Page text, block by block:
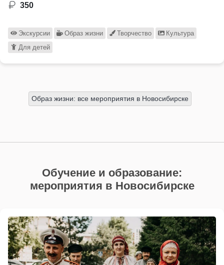
350
Экскурсии Образ жизни Творчество
Культура
Для детей
Образ жизни: все мероприятия в Новосибирске
Обучение и образование:
мероприятия в Новосибирске